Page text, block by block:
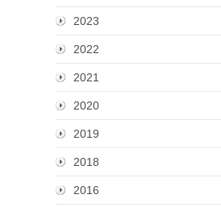
2023
2022
2021
2020
2019
2018
2016